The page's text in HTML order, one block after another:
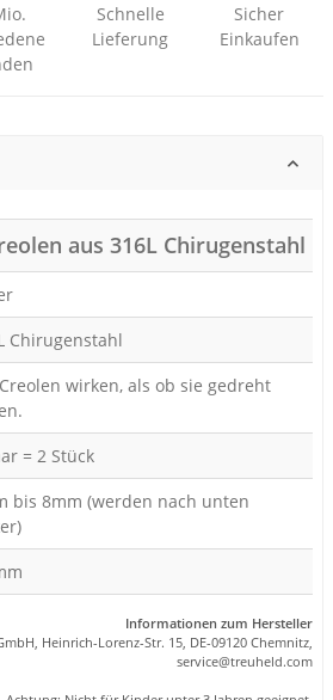
Schnelle
Lieferung
Sicher
Einkaufen
aus 316L Chirugenstahl
Chirugenstahl
wirken, als ob sie gedreht
= 2 Stück
bis 8mm (werden nach unten
Informationen zum Hersteller
Heinrich-Lorenz-Str. 15, DE-09120 Chemnitz,
service@treuheld.com